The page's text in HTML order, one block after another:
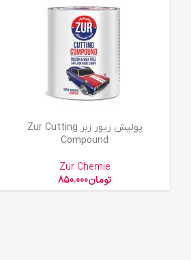
افزودن به سبد خرید
پولیش زیور زبر Zur Cutting
Compound
Zur Chemie
تومان850.000